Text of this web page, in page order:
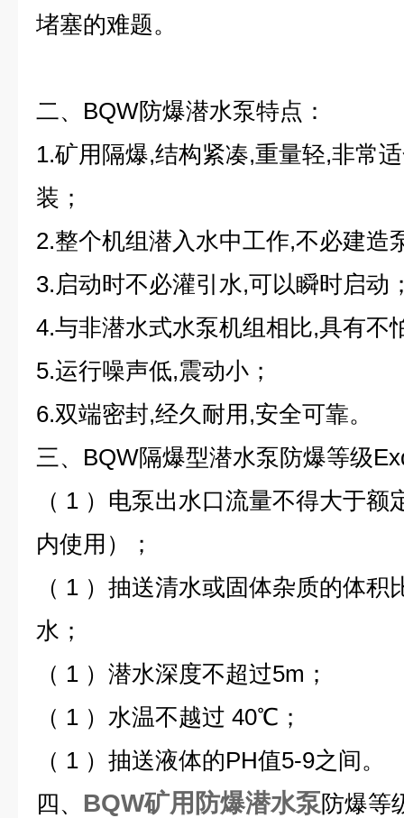
堵塞的难题。
二、BQW防爆潜水泵特点：
1.矿用隔爆,结构紧凑,重量轻,非常
装；
2.整个机组潜入水中工作,不必建造
3.启动时不必灌引水,可以瞬时启动
4.与非潜水式水泵机组相比,具有不
5.运行噪声低,震动小；
6.双端密封,经久耐用,安全可靠。
三、BQW隔爆型潜水泵防爆等级
（ 1 ）电泵出水口流量不得大于
内使用）；
（ 1 ）抽送清水或固体杂质的体
水；
（ 1 ）潜水深度不超过5m；
（ 1 ）水温不越过 40℃；
（ 1 ）抽送液体的PH值5-9之间。
四、 BQW矿用防爆潜水泵防爆等